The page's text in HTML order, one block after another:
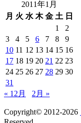
2011年1月
月 火 水 木 金 土 日
1
2
3
4 5 6 7 8
9
10 11 12 13 14 15 16
17 18 19 20 21 22 23
24 25 26 27 28 29 30
31
« 12月
2月 »
Copyright© 2012-2026